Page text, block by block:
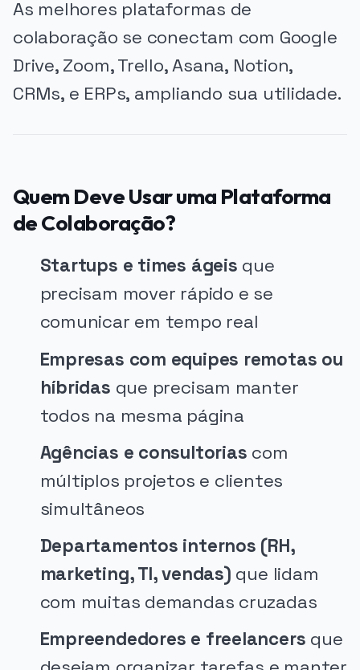
As melhores plataformas de
colaboração se conectam com Google
Drive, Zoom, Trello, Asana, Notion,
CRMs, e ERPs, ampliando sua utilidade.
Quem Deve Usar uma Plataforma
de Colaboração?
Startups e times ágeis que
precisam mover rápido e se
comunicar em tempo real
Empresas com equipes remotas ou
híbridas que precisam manter
todos na mesma página
Agências e consultorias com
múltiplos projetos e clientes
simultâneos
Departamentos internos (RH,
marketing, TI, vendas) que lidam
com muitas demandas cruzadas
Empreendedores e freelancers que